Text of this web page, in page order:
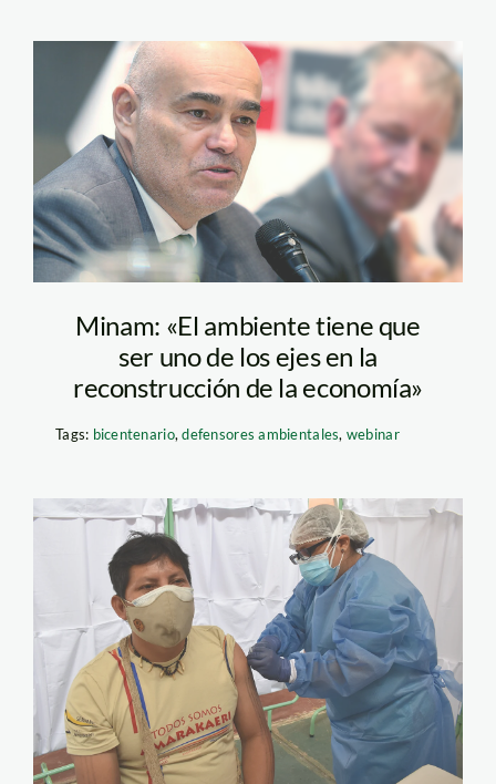
GOB-QUIJANDRIA-
BICENTENARIO
Minam: «El ambiente tiene que
ser uno de los ejes en la
reconstrucción de la economía»
Tags: bicentenario,defensores ambientales, webinar
ECA-Amarakaeri-Luis-
Tayori-MDD